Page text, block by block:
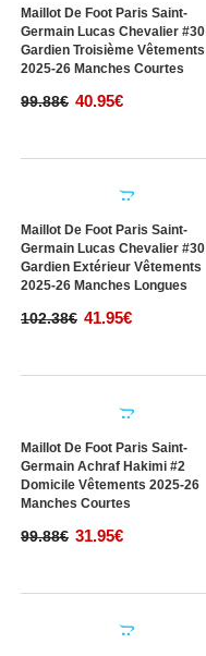
Germain Lucas Chevalier #30
Gardien Troisième Vêtements
2025-26 Manches Courtes
40.95€
Germain Lucas Chevalier #30
Gardien Extérieur Vêtements
2025-26 Manches Longues
102.38€ 41.95€